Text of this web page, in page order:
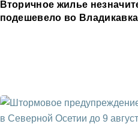
Вторичное жилье
подешевело во